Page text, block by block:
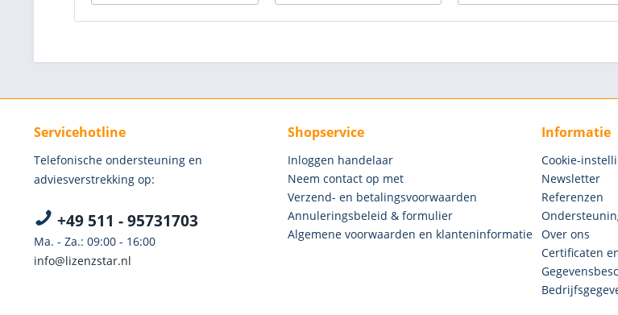
Servicehotline
Telefonische ondersteuning en
adviesverstrekking op:
+49 511 - 95731703
Ma. - Za.: 09:00 - 16:00
info@lizenzstar.nl
Shopservice
Inloggen handelaar
Neem contact op met
Verzend- en betalingsvoorwaarden
Annuleringsbeleid & formulier
Algemene voorwaarden en klanteninformatie
Informatie
Cookie-
Newsletter
Referenzen
Over ons
Certificaten